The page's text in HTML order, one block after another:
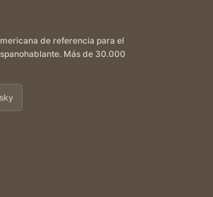
de referencia para el
Más de 30.000